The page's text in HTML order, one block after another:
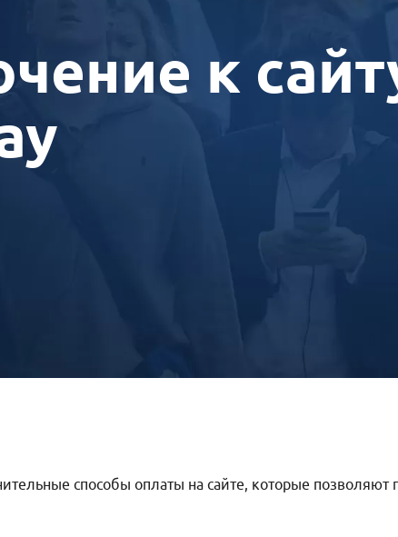
к
способы оплаты на сайте, которые позволяют